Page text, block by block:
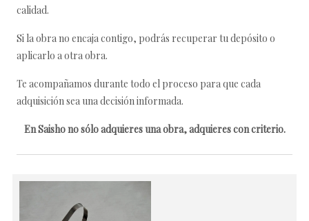
calidad.
Si la obra no encaja contigo, podrás recuperar tu depósito o
aplicarlo a otra obra.
Te acompañamos durante todo el proceso para que cada
adquisición sea una decisión informada.
En Saisho no sólo adquieres una obra, adquieres con criterio.